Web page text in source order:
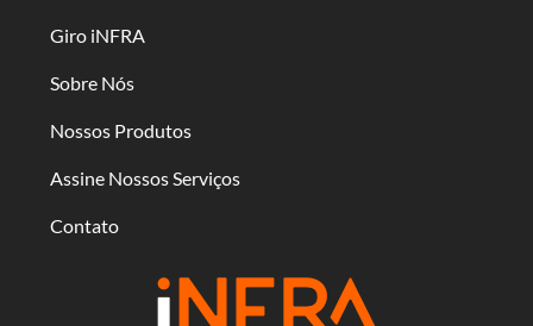
Giro iNFRA
Sobre Nós
Nossos Produtos
Assine Nossos Serviços
Contato